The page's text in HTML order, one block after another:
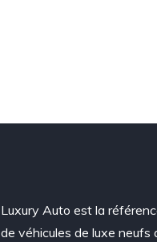
Luxury Auto est la
de véhicules de luxe neufs